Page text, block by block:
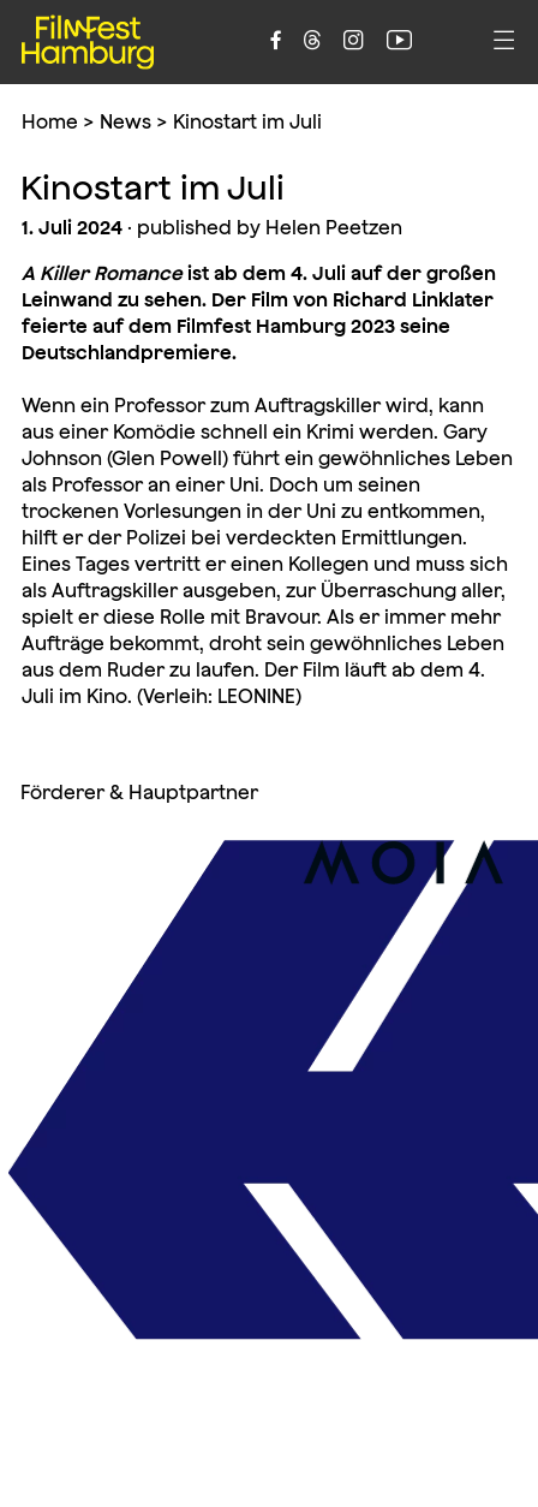
    
Home > News > Kinostart im Juli
Kinostart im Juli
1. Juli 2024· published by Helen Peetzen
A Killer Romanceist ab dem 4. Juli auf der großen
Leinwand zu sehen. Der Film von Richard Linklater
feierte auf dem Filmfest Hamburg 2023 seine
Deutschlandpremiere.
Wenn ein Professor zum Auftragskiller wird, kann
aus einer Komödie schnell ein Krimi werden. Gary
Johnson (Glen Powell) führt ein gewöhnliches Leben
als Professor an einer Uni. Doch um seinen
trockenen Vorlesungen in der Uni zu entkommen,
hilft er der Polizei bei verdeckten Ermittlungen.
Eines Tages vertritt er einen Kollegen und muss sich
als Auftragskiller ausgeben, zur Überraschung aller,
spielt er diese Rolle mit Bravour. Als er immer mehr
Aufträge bekommt, droht sein gewöhnliches Leben
aus dem Ruder zu laufen. Der Film läuft ab dem 4.
Juli im Kino. (Verleih: LEONINE)
Förderer & Hauptpartner